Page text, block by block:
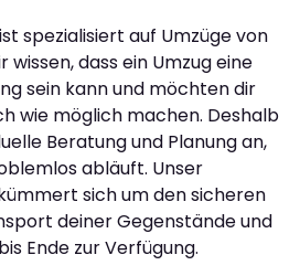
spezialisiert auf Umzüge von
wissen, dass ein Umzug eine
sein kann und möchten dir
wie möglich machen. Deshalb
Beratung und Planung an,
abläuft. Unser
sich um den sicheren
deiner Gegenstände und
Ende zur Verfügung.